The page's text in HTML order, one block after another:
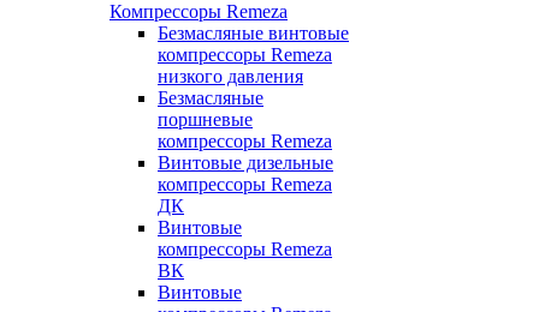
Компрессоры Remeza
Безмасляные винтовые
компрессоры Remeza
низкого давления
Безмасляные
поршневые
компрессоры Remeza
Винтовые дизельные
компрессоры Remeza
ДК
Винтовые
компрессоры Remeza
ВК
Винтовые